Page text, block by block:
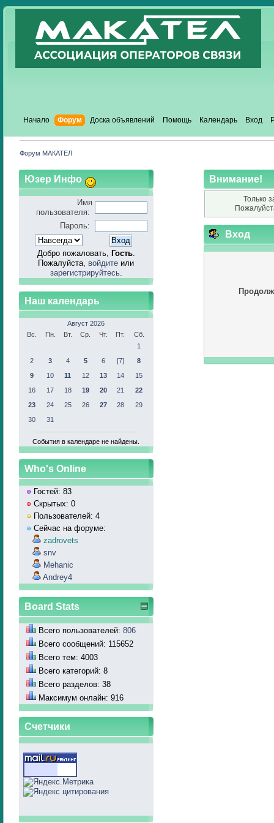
Начало Форум Доска объявлений Помощь Календарь Вход
Форум МАКАТЕЛ
Юзер Инфо
Имя
пользователя:
Пароль:
Добро пожаловать, Гость.
Пожалуйста, войдите или
зарегистрируйтесь.
Наш календарь
Август 2026
Вс.
Пн. Вт. Ср. Чт. Пт.
Сб.
1
2
3 4 5 6 [7]
8
9
10 11 12 13 14
15
16
17 18 19 20 21
22
23
24 25 26 27 28
29
30
31
События в календаре не найдены.
Who's Online
Гостей: 83
Скрытых: 0
Пользователей: 4
Сейчас на форуме:
zadrovets
snv
Mehanic
Andrey4
Board Stats
Всего пользователей: 806
Всего сообщений: 115652
Всего тем: 4003
Всего категорий: 8
Всего разделов: 38
Максимум онлайн: 916
Счетчики
Внимание!
Только
Вход